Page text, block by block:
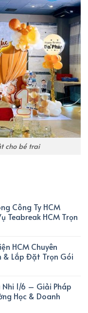
cho bé trai
Công Ty HCM
Teabreak HCM Trọn
HCM Chuyên
& Lắp Đặt Trọn Gói
1/6 – Giải Pháp
Học & Doanh